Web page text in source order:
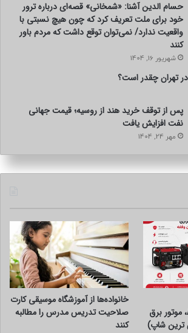
حسام الدین آشنا: «شمخانی» قصه‌ای درباره ترور
خود برای ملت تعریف کرد که چون هیچ نسبتی با
واقعیت ندارد/ نمی‌توان توقع داشت که مردم باور
کنند
شهریور 16, 1404
پس از توقف خرید هند از روسیه؛ قیمت جهانی
نفت افزایش یافت
مهر 24, 1404
ARZANTARIN.SHOP، موتور برق
ترین شاپ)
خانواده‌ها از آموزشگاه موسیقی کارت
صلاحیت تدریس مدرس را مطالبه
کنند